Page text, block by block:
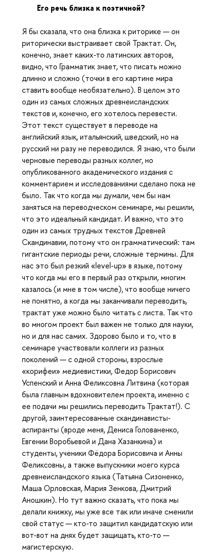
Его речь близка к поэтичной?
Я бы сказала, что она близка к риторике — он
риторически выстраивает свой Трактат. Он,
конечно, знает каких-то латинских авторов,
видно, что Грамматик знает, что писать можно
длинно и сложно (точки в его картине мира
ставить вообще необязательно). В целом это
один из самых сложных древнеисландских
текстов и, конечно, его хотелось перевести.
Этот текст существует в переводе на
английский язык, итальянский, шведский, но на
русский ни разу не переводился. Я знаю, что были
черновые переводы разных коллег, но
опубликованного академического издания с
комментарием и исследованиями сделано пока не
было. Так что когда мы думали, чем бы нам
заняться на переводческом семинаре, мы решили,
что это идеальный кандидат. И важно, что это
один из самых трудных текстов Древней
Скандинавии, потому что он грамматический: там
гигантские периоды речи, сложные термины. Для
нас это был резкий «level-up» в языке, потому
что когда мы его в первый раз открыли, многим
казалось (и мне в том числе), что вообще ничего
не понятно, а когда мы заканчивали переводить,
трактат уже можно было читать с листа. Так что
во многом проект был важен не только для науки,
но и для нас самих. Здорово было и то, что в
семинаре участвовали коллеги из разных
поколений — с одной стороны, взрослые
«корифеи» медиевистики, Федор Борисович
Успенский и Анна Феликсовна Литвина (которая
была главным вдохновителем проекта, именно с
ее подачи мы решились переводить Трактат!). С
другой, заинтересованные скандинависты-
аспиранты (вроде меня, Дениса Голованенко,
Евгении Воробьевой и Дана Хазанкина) и
студенты, ученики Фёдора Борисовича и Анны
Феликсовны, а также выпускники моего курса
древнеисландского языка (Татьяна Сизоненко,
Маша Орловская, Мария Зенкова, Дмитрий
Аношкин). Но тут важно сказать, что пока мы
делали книжку, мы уже все так или иначе сменили
свой статус — кто-то защитил кандидатскую или
вот-вот на днях будет защищать, кто-то —
магистерскую.